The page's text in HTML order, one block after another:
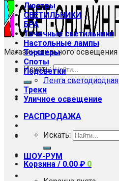
Магазин стильного освещения
Искать:
РАСПРОДАЖА
ШОУ-РУМ
Люстры
СВЕТИЛЬНИКИ
БРА
Точечные светильники
Настольные лампы
Торшеры
Споты
Подсветки
Лента светодиодная
Треки
Уличное освещение
Искать:
Корзина / 0.00 ₽ 0